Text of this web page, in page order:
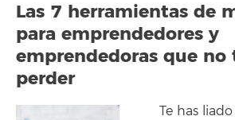
Las 7 herramientas de
para emprendedores y
emprendedoras que no
perder
Te has